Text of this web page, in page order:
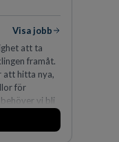
Visa jobb
att ta
framåt.
att hitta nya,
för
vi bli